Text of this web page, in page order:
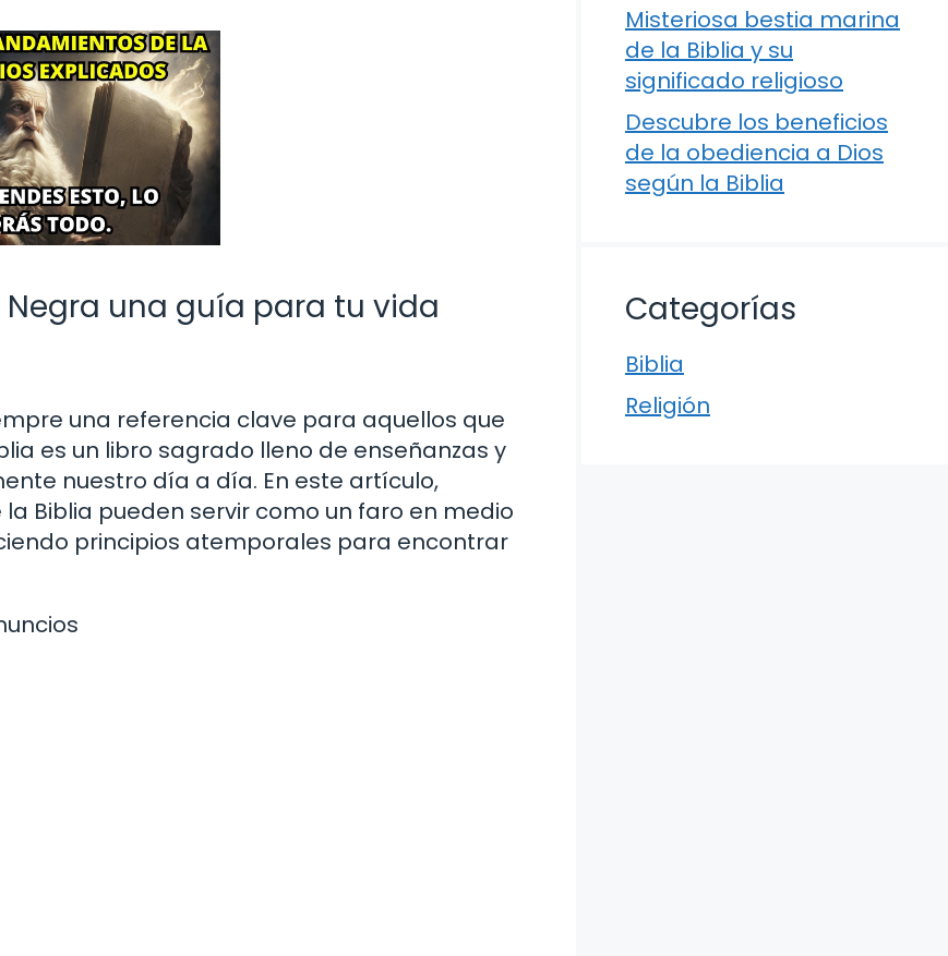
una guía para tu vida
una referencia clave para aquellos que
es un libro sagrado lleno de enseñanzas y
nuestro día a día. En este artículo,
Biblia pueden servir como un faro en medio
principios atemporales para encontrar
Misteriosa bestia marina
de la Biblia y su
significado religioso
Descubre los beneficios
de la obediencia a Dios
según la Biblia
Categorías
Biblia
Religión